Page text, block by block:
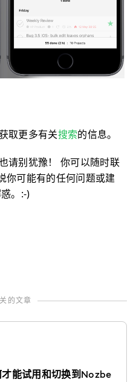
取更多有关搜索的信息。
请别犹豫！ 你可以随时联
你可能有的任何问题或建
。:-)
的文章
能试用和切换到Nozbe